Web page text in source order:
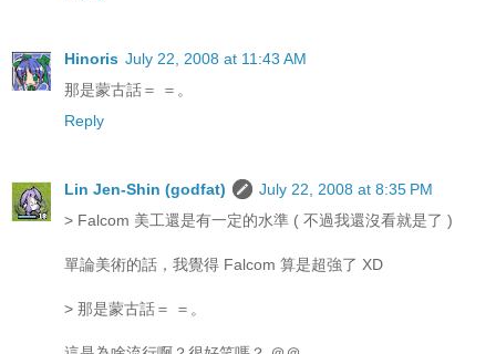
Hinoris July 22, 2008 at 11:43 AM
那是蒙古話＝ ＝。
Reply
Lin Jen-Shin (godfat)
July 22, 2008 at 8:35 PM
> Falcom 美工還是有一定的水準 ( 不過我還沒看就是了 )
單論美術的話，我覺得 Falcom 算是超強了 XD
> 那是蒙古話＝ ＝。